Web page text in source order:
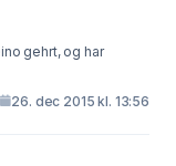
gehrt, og har
26. dec 2015 kl. 13:56